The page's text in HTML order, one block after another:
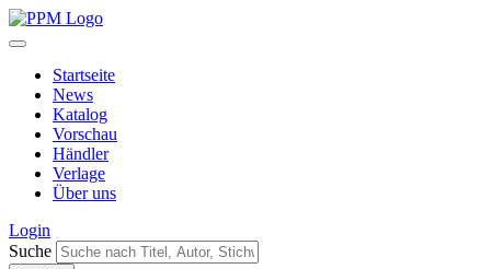
Startseite
News
Katalog
Vorschau
Händler
Verlage
Über uns
Login
Suche